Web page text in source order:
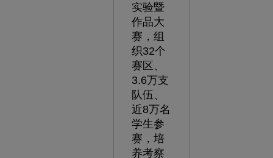
实验暨
作品大
赛，组
织32个
赛区、
3.6万支
队伍、
近8万名
学生参
赛，培
养考察